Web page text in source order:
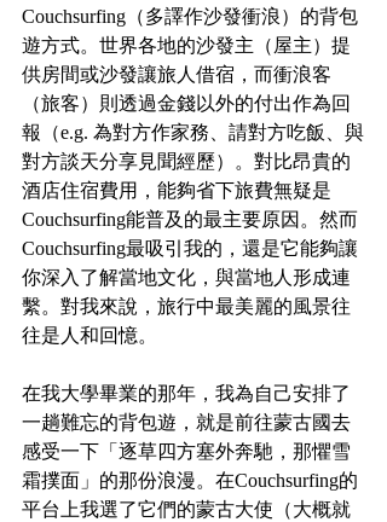
Couchsurfing（多譯作沙發衝浪）的背包
遊方式。世界各地的沙發主（屋主）提
供房間或沙發讓旅人借宿，而衝浪客
（旅客）則透過金錢以外的付出作為回
報（e.g. 為對方作家務、請對方吃飯、與
對方談天分享見聞經歷）。對比昂貴的
酒店住宿費用，能夠省下旅費無疑是
Couchsurfing能普及的最主要原因。然而
Couchsurfing最吸引我的，還是它能夠讓
你深入了解當地文化，與當地人形成連
繫。對我來說，旅行中最美麗的風景往
往是人和回憶。
在我大學畢業的那年，我為自己安排了
一趟難忘的背包遊，就是前往蒙古國去
感受一下「逐草四方塞外奔馳，那懼雪
霜撲面」的那份浪漫。在Couchsurfing的
平台上我選了它們的蒙古大使（大概就